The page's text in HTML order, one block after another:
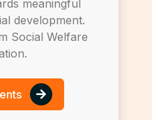
meaningful
development.
Social Welfare